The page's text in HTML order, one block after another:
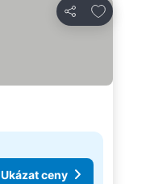
Sdílet
Přidat na
Ukázat ceny